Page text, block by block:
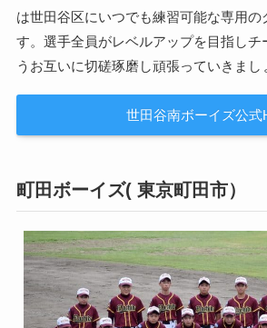
は世田谷区にいつでも練習可能な専用の
す。選手全員がレベルアップを目指しチ
うお互いに切磋琢磨し頑張っていきまし
世田谷南ボーイズ公式
町田ボーイズ( 東京町田市）